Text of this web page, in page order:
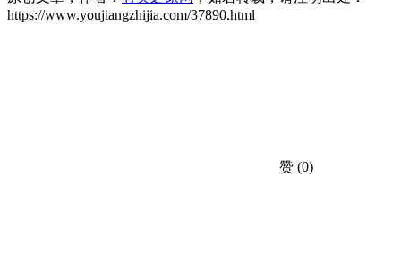
https://www.youjiangzhijia.com/37890.html
赞 (0)